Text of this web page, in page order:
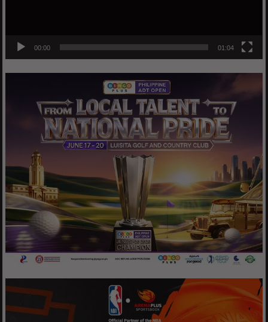
00:00 01:04